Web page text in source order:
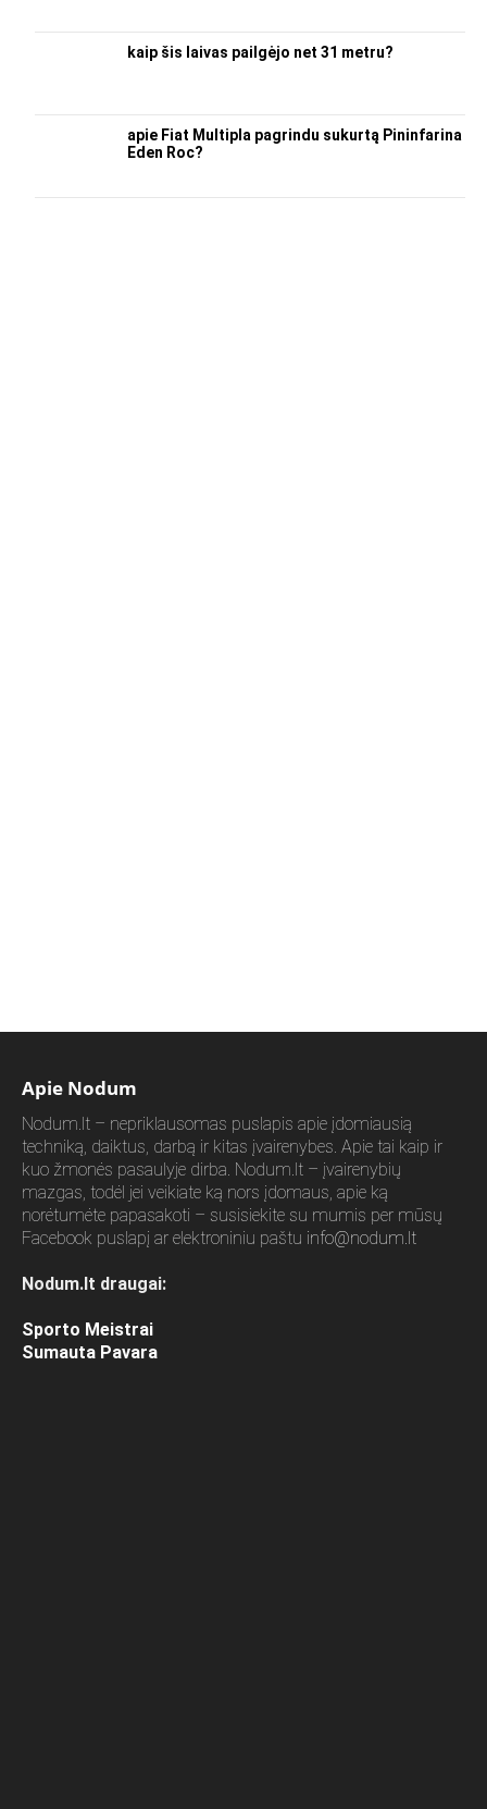
kaip šis laivas pailgėjo net 31 metru?
apie Fiat Multipla pagrindu sukurtą Pininfarina
Eden Roc?
Apie Nodum
Nodum.lt – nepriklausomas puslapis apie įdomiausią
techniką, daiktus, darbą ir kitas įvairenybes. Apie tai kaip ir
kuo žmonės pasaulyje dirba. Nodum.lt – įvairenybių
mazgas, todėl jei veikiate ką nors įdomaus, apie ką
norėtumėte papasakoti – susisiekite su mumis per mūsų
Facebook puslapį ar elektroniniu paštu info@nodum.lt
Nodum.lt draugai:
Sporto Meistrai
Sumauta Pavara